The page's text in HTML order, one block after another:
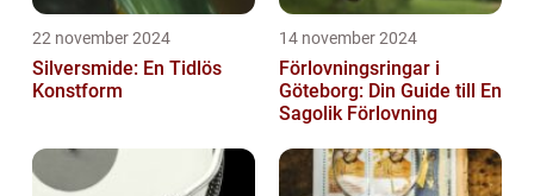
22 november 2024
Silversmide: En Tidlös
Konstform
14 november 2024
Förlovningsringar i
Göteborg: Din Guide till En
Sagolik Förlovning